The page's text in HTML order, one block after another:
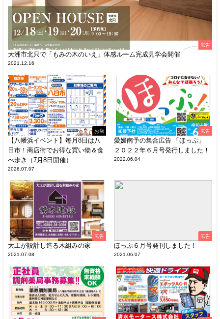
広告
大洲市北只で「もみの木のいえ」体感ルーム完成見学会開催
2021.12.16
お店
【八幡浜イベント】毎月8日は八
日市！商店街でお得な買い物＆食
べ歩き（7月8日開催）
2026.07.07
広告
愛媛南予の集合広告 「ほっぷ」
２０２２年６月号発行しました！
2022.06.04
広告
大工が設計し造る木組みの家
2021.07.08
広告
ほっぷ６月号発刊しました！
2021.06.07